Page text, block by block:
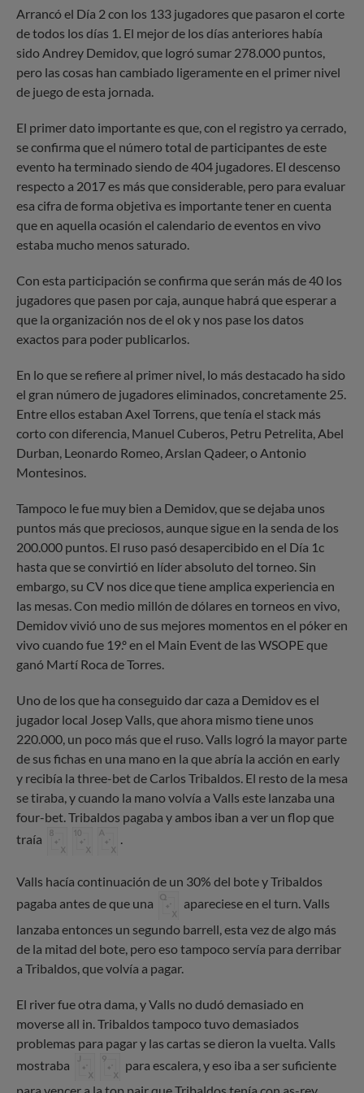
Arrancó el Día 2 con los 133 jugadores que pasaron el corte
de todos los días 1. El mejor de los días anteriores había
sido Andrey Demidov, que logró sumar 278.000 puntos,
pero las cosas han cambiado ligeramente en el primer nivel
de juego de esta jornada.
El primer dato importante es que, con el registro ya cerrado,
se confirma que el número total de participantes de este
evento ha terminado siendo de 404 jugadores. El descenso
respecto a 2017 es más que considerable, pero para evaluar
esa cifra de forma objetiva es importante tener en cuenta
que en aquella ocasión el calendario de eventos en vivo
estaba mucho menos saturado.
Con esta participación se confirma que serán más de 40 los
jugadores que pasen por caja, aunque habrá que esperar a
que la organización nos de el ok y nos pase los datos
exactos para poder publicarlos.
En lo que se refiere al primer nivel, lo más destacado ha sido
el gran número de jugadores eliminados, concretamente 25.
Entre ellos estaban Axel Torrens, que tenía el stack más
corto con diferencia, Manuel Cuberos, Petru Petrelita, Abel
Durban, Leonardo Romeo, Arslan Qadeer, o Antonio
Montesinos.
Tampoco le fue muy bien a Demidov, que se dejaba unos
puntos más que preciosos, aunque sigue en la senda de los
200.000 puntos. El ruso pasó desapercibido en el Día 1c
hasta que se convirtió en líder absoluto del torneo. Sin
embargo, su CV nos dice que tiene amplica experiencia en
las mesas. Con medio millón de dólares en torneos en vivo,
Demidov vivió uno de sus mejores momentos en el póker en
vivo cuando fue 19.º en el Main Event de las WSOPE que
ganó Martí Roca de Torres.
Uno de los que ha conseguido dar caza a Demidov es el
jugador local Josep Valls, que ahora mismo tiene unos
220.000, un poco más que el ruso. Valls logró la mayor parte
de sus fichas en una mano en la que abría la acción en early
y recibía la three-bet de Carlos Tribaldos. El resto de la mesa
se tiraba, y cuando la mano volvía a Valls este lanzaba una
four-bet. Tribaldos pagaba y ambos iban a ver un flop que
traía
.
Valls hacía continuación de un 30% del bote y Tribaldos
pagaba antes de que una
apareciese en el turn. Valls
lanzaba entonces un segundo barrell, esta vez de algo más
de la mitad del bote, pero eso tampoco servía para derribar
a Tribaldos, que volvía a pagar.
El river fue otra dama, y Valls no dudó demasiado en
moverse all in. Tribaldos tampoco tuvo demasiados
problemas para pagar y las cartas se dieron la vuelta. Valls
mostraba
para escalera, y eso iba a ser suficiente